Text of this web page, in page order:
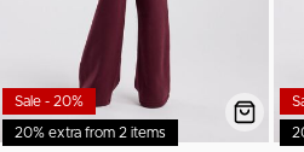
20% extra from 2 items
Sale - 20%